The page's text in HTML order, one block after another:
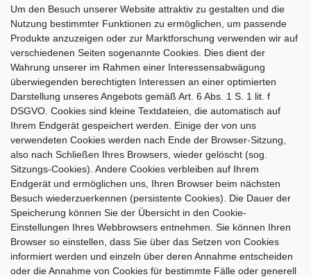
Um den Besuch unserer Website attraktiv zu gestalten und die
Nutzung bestimmter Funktionen zu ermöglichen, um passende
Produkte anzuzeigen oder zur Marktforschung verwenden wir auf
verschiedenen Seiten sogenannte Cookies. Dies dient der
Wahrung unserer im Rahmen einer Interessensabwägung
überwiegenden berechtigten Interessen an einer optimierten
Darstellung unseres Angebots gemäß Art. 6 Abs. 1 S. 1 lit. f
DSGVO. Cookies sind kleine Textdateien, die automatisch auf
Ihrem Endgerät gespeichert werden. Einige der von uns
verwendeten Cookies werden nach Ende der Browser-Sitzung,
also nach Schließen Ihres Browsers, wieder gelöscht (sog.
Sitzungs-Cookies). Andere Cookies verbleiben auf Ihrem
Endgerät und ermöglichen uns, Ihren Browser beim nächsten
Besuch wiederzuerkennen (persistente Cookies). Die Dauer der
Speicherung können Sie der Übersicht in den Cookie-
Einstellungen Ihres Webbrowsers entnehmen. Sie können Ihren
Browser so einstellen, dass Sie über das Setzen von Cookies
informiert werden und einzeln über deren Annahme entscheiden
oder die Annahme von Cookies für bestimmte Fälle oder generell